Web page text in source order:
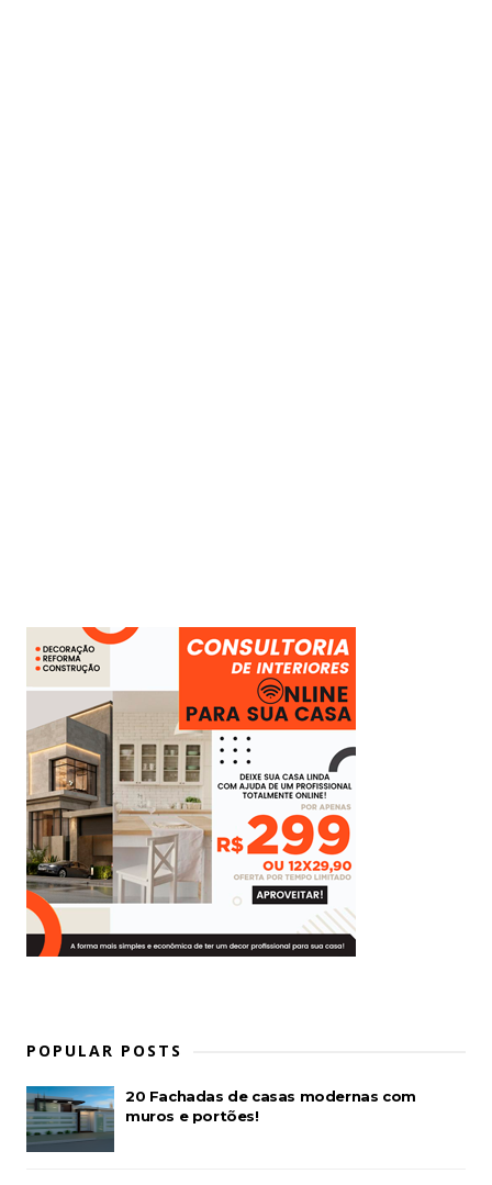
POPULAR POSTS
20 Fachadas de casas modernas com
muros e portões!